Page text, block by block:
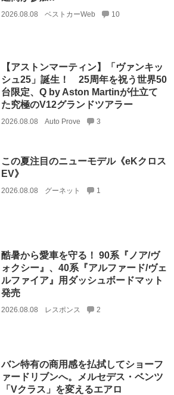
2026.08.08 ベストカーWeb 10
【アストンマーティン】「ヴァンキッ
シュ25」誕生！ 25周年を祝う世界50
台限定、Q by Aston Martinが仕立て
た究極のV12グランドツアラー
2026.08.08 Auto Prove 3
この夏注目のニューモデル《eKクロス
EV》
2026.08.08 グーネット 1
酷暑から愛車を守る！ 90系『ノア/ヴ
ォクシー』、40系『アルファード/ヴェ
ルファイア』用ダッシュボードマット
発売
2026.08.08 レスポンス 2
バン特有の商用感を払拭してショーフ
ァードリブンへ。メルセデス・ベンツ
「Vクラス」を変えるエアロ